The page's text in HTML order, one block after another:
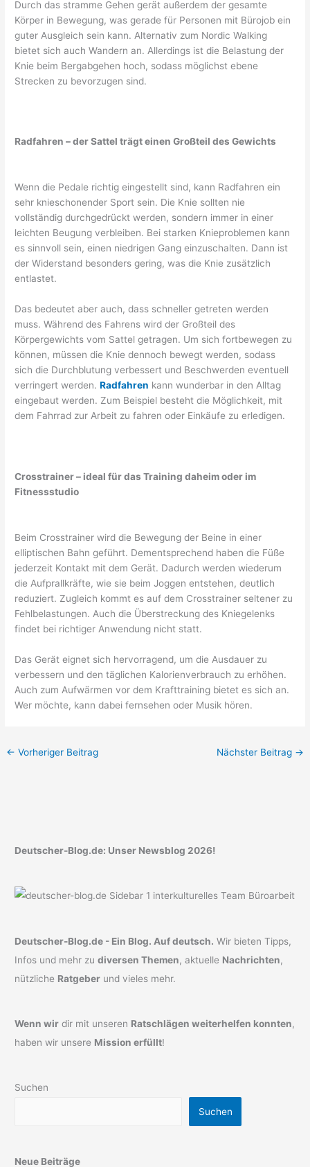
Durch das stramme Gehen gerät außerdem der gesamte
Körper in Bewegung, was gerade für Personen mit Bürojob ein
guter Ausgleich sein kann. Alternativ zum Nordic Walking
bietet sich auch Wandern an. Allerdings ist die Belastung der
Knie beim Bergabgehen hoch, sodass möglichst ebene
Strecken zu bevorzugen sind.
Radfahren – der Sattel trägt einen Großteil des Gewichts
Wenn die Pedale richtig eingestellt sind, kann Radfahren ein
sehr knieschonender Sport sein. Die Knie sollten nie
vollständig durchgedrückt werden, sondern immer in einer
leichten Beugung verbleiben. Bei starken Knieproblemen kann
es sinnvoll sein, einen niedrigen Gang einzuschalten. Dann ist
der Widerstand besonders gering, was die Knie zusätzlich
entlastet.
Das bedeutet aber auch, dass schneller getreten werden
muss. Während des Fahrens wird der Großteil des
Körpergewichts vom Sattel getragen. Um sich fortbewegen zu
können, müssen die Knie dennoch bewegt werden, sodass
sich die Durchblutung verbessert und Beschwerden eventuell
verringert werden.Radfahren kann wunderbar in den Alltag
eingebaut werden. Zum Beispiel besteht die Möglichkeit, mit
dem Fahrrad zur Arbeit zu fahren oder Einkäufe zu erledigen.
Crosstrainer – ideal für das Training daheim oder im
Fitnessstudio
Beim Crosstrainer wird die Bewegung der Beine in einer
elliptischen Bahn geführt. Dementsprechend haben die Füße
jederzeit Kontakt mit dem Gerät. Dadurch werden wiederum
die Aufprallkräfte, wie sie beim Joggen entstehen, deutlich
reduziert. Zugleich kommt es auf dem Crosstrainer seltener zu
Fehlbelastungen. Auch die Überstreckung des Kniegelenks
findet bei richtiger Anwendung nicht statt.
Das Gerät eignet sich hervorragend, um die Ausdauer zu
verbessern und den täglichen Kalorienverbrauch zu erhöhen.
Auch zum Aufwärmen vor dem Krafttraining bietet es sich an.
Wer möchte, kann dabei fernsehen oder Musik hören.
← Vorheriger Beitrag Nächster Beitrag →
Deutscher-Blog.de: Unser Newsblog 2026!
Deutscher-Blog.de - Ein Blog. Auf deutsch. Wir bieten Tipps,
Infos und mehr zudiversen Themen, aktuelle Nachrichten,
nützliche Ratgeber und vieles mehr.
Wenn wir dir mit unseren Ratschlägen weiterhelfen konnten,
haben wir unsere Mission erfüllt!
Suchen
Suchen
Neue Beiträge